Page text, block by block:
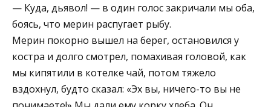
— Куда, дьявол! — в один голос закричали мы оба,
боясь, что мерин распугает рыбу.
Мерин покорно вышел на берег, остановился у
костра и долго смотрел, помахивая головой, как
мы кипятили в котелке чай, потом тяжело
вздохнул, будто сказал: «Эх вы, ничего-то вы не